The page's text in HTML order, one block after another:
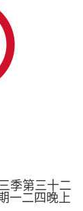
季第三十二
一二四晚上